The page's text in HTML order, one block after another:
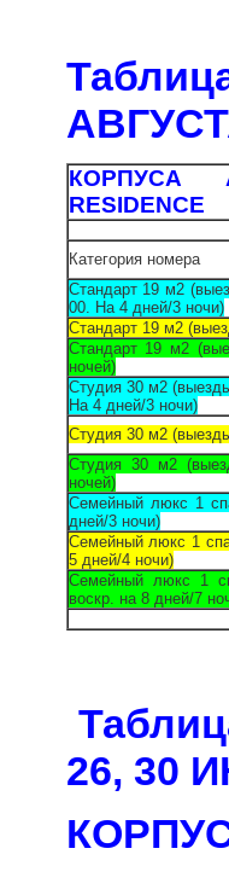
КОРПУСА
RESIDENCE
Категория номера
Стандарт 19 м2
00. На 4 дней/3 ночи)
Стандарт 19 м2
Стандарт 19 м2
ночей)
Студия 30 м2
На 4 дней/3 ночи)
Студия 30 м2
Студия 30 м2
ночей)
Семейный люкс 1
дней/3 ночи)
Семейный люкс 1
5 дней/4 ночи)
Семейный люкс 1
воскр. на 8 дней/7
26, 30